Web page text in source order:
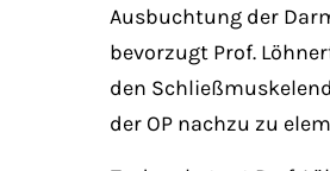
Ausbuchtung der
bevorzugt Prof.
den
der OP nachzu zu